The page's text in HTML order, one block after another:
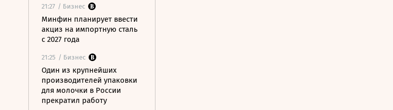
21:27 / Бизнес
Минфин планирует ввести
акциз на импортную сталь
с 2027 года
21:25 / Бизнес
Один из крупнейших
производителей упаковки
для молочки в России
прекратил работу